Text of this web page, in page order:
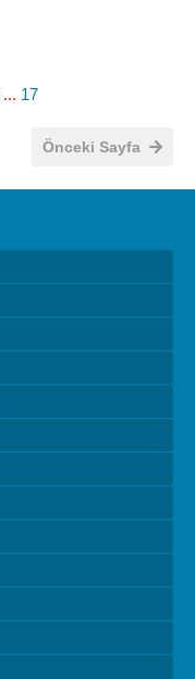
... 17
Önceki Sayfa